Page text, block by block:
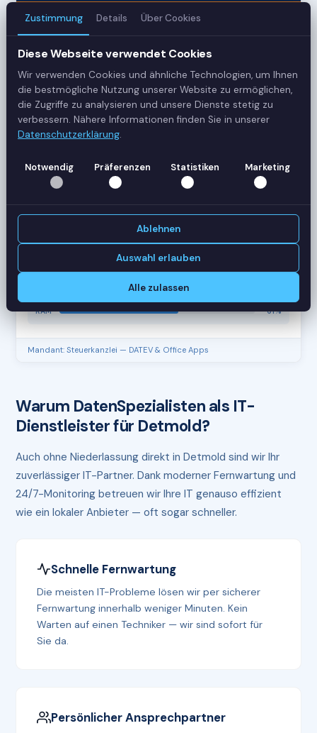
Server
42
Status
CPU
62%
RAM
61%
Mandant: Steuerkanzlei — DATEV & Office Apps
Warum DatenSpezialisten als IT-
Dienstleister für Detmold?
Auch ohne Niederlassung direkt in Detmold sind wir Ihr
zuverlässiger IT-Partner. Dank moderner Fernwartung und
24/7-Monitoring betreuen wir Ihre IT genauso effizient
wie ein lokaler Anbieter — oft sogar schneller.
Schnelle Fernwartung
Die meisten IT-Probleme lösen wir per sicherer
Fernwartung innerhalb weniger Minuten. Kein
Warten auf einen Techniker — wir sind sofort für
Sie da.
Persönlicher Ansprechpartner
Zustimmung Details Über Cookies
Diese Webseite verwendet Cookies
Wir verwenden Cookies und ähnliche Technologien, um Ihnen
die bestmögliche Nutzung unserer Website zu ermöglichen,
die Zugriffe zu analysieren und unsere Dienste stetig zu
verbessern. Nähere Informationen finden Sie in unserer
Datenschutzerklärung.
Notwendig Präferenzen Statistiken Marketing
Ablehnen
Auswahl erlauben
Alle zulassen